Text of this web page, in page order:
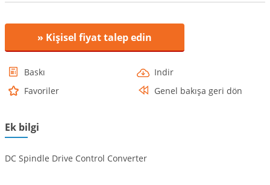
» Kişisel fiyat talep edin
Baskı
Indir
Favoriler
Genel bakışa geri dön
Ek bilgi
DC Spindle Drive Control Converter